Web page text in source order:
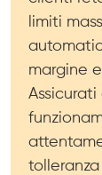
limiti
margine